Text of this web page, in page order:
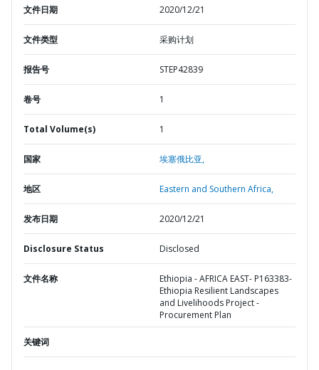
文件日期 2020/12/21
文件类型 采购计划
报告号 STEP42839
卷号 1
Total Volume(s) 1
国家 埃塞俄比亚,
地区 Eastern and Southern Africa,
发布日期 2020/12/21
Disclosure Status Disclosed
文件名称
Ethiopia - AFRICA EAST- P163383-
Ethiopia Resilient Landscapes
and Livelihoods Project -
Procurement Plan
关键词